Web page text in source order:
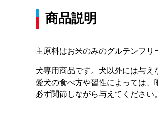
商品説明
主原料はお米のみのグルテンフリ
犬専用商品です。犬以外には与え
愛犬の食べ方や習性によっては、
必ず関節しながら与えてください。